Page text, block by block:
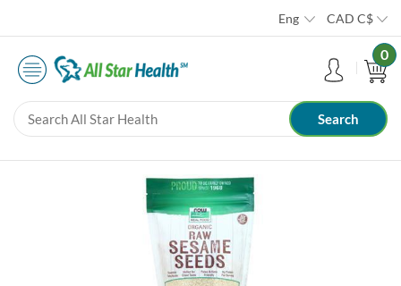
Eng CAD C$
0